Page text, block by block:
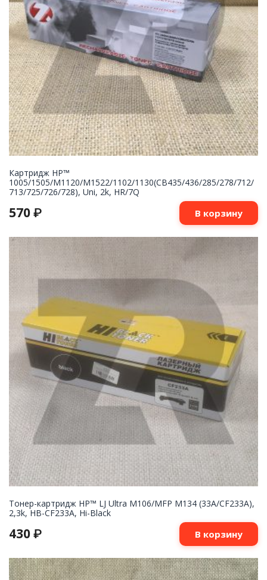
Картридж НР™
1005/1505/M1120/M1522/1102/1130(CB435/436/285/278/712/
713/725/726/728), Uni, 2k, HR/7Q
570 ₽ В корзину
Тонер-картридж HP™ LJ Ultra M106/MFP M134 (33A/CF233A),
2,3k, HB-CF233A, Hi-Black
430 ₽ В корзину